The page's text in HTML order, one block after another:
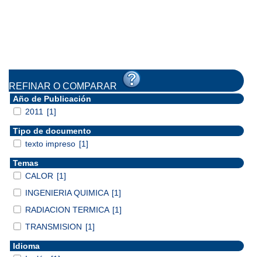
REFINAR O COMPARAR
Año de Publicación
2011
[1]
Tipo de documento
texto impreso [1]
Temas
CALOR [1]
INGENIERIA QUIMICA [1]
RADIACION TERMICA [1]
TRANSMISION [1]
Idioma